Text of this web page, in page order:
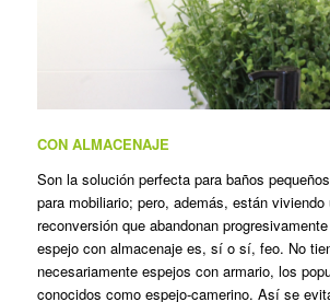
CON ALMACENAJE
Son la solución perfecta para baños
para mobiliario; pero, además, están viviendo
reconversión que abandonan
espejo con almacenaje es, sí o sí, feo. No
necesariamente espejos con armario, los
conocidos como espejo-camerino. Así se